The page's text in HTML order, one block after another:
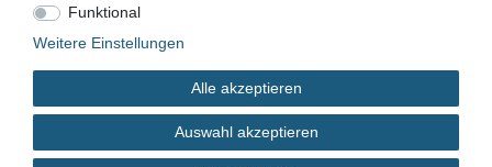
500,00 EUR*
Funktional
Weitere Einstellungen
Alle akzeptieren
Auswahl akzeptieren